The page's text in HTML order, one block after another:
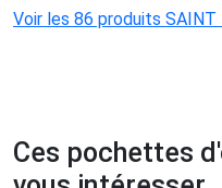
Voir les 86 produits SAINT
Ces pochettes